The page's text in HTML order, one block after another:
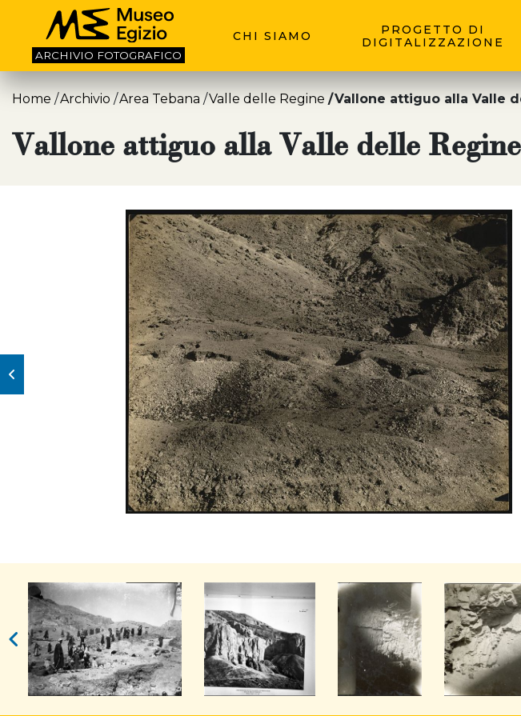
ARCHIVIO FOTOGRAFICO
CHI SIAMO
PROGETTO DI
DIGITALIZZAZIONE
Home Archivio Area Tebana Valle delle Regine Vallone attiguo alla Valle
Vallone attiguo alla Valle delle Regine